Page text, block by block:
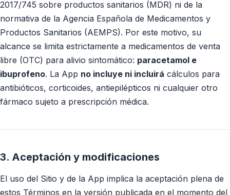
2017/745 sobre productos sanitarios (MDR) ni de la
normativa de la Agencia Española de Medicamentos y
Productos Sanitarios (AEMPS). Por este motivo, su
alcance se limita estrictamente a medicamentos de venta
libre (OTC) para alivio sintomático: paracetamol e
ibuprofeno. La App no incluye ni incluirá cálculos para
antibióticos, corticoides, antiepilépticos ni cualquier otro
fármaco sujeto a prescripción médica.
3. Aceptación y modificaciones
El uso del Sitio y de la App implica la aceptación plena de
estos Términos en la versión publicada en el momento del